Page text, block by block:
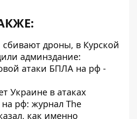
дроны, в Курской
админздание:
атаки БПЛА на рф -
Украине в атаках
рф: журнал The
как именно